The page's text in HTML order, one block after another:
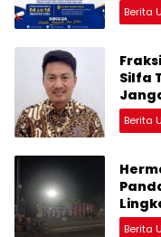
Berita
Silfa
Berita
Berita